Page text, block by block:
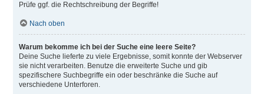
Prüfe ggf. die Rechtschreibung der Begriffe!
Nach oben
Warum bekomme ich bei der Suche eine leere Seite?
Deine Suche lieferte zu viele Ergebnisse, somit konnte der Webserver
sie nicht verarbeiten. Benutze die erweiterte Suche und gib
spezifischere Suchbegriffe ein oder beschränke die Suche auf
verschiedene Unterforen.